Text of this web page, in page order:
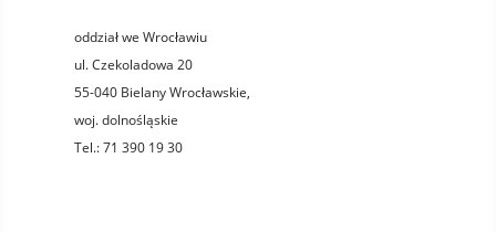
oddział we Wrocławiu
ul. Czekoladowa 20
55-040 Bielany Wrocławskie,
woj.dolnośląskie
Tel.:71 390 19 30